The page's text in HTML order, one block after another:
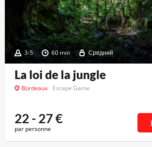
3-5 60 min Средний
La loi de la jungle
Bordeaux Escape Game
22 - 27€
par personne